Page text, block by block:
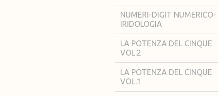
NUMERI-DIGIT NUMERICO-
IRIDOLOGIA
LA POTENZA DEL CINQUE
VOL.2
LA POTENZA DEL CINQUE
VOL.1